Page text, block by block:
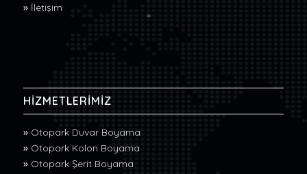
» İletişim
HİZMETLERİMİZ
» Otopark Duvar Boyama
» Otopark Kolon Boyama
» Otopark Şerit Boyama